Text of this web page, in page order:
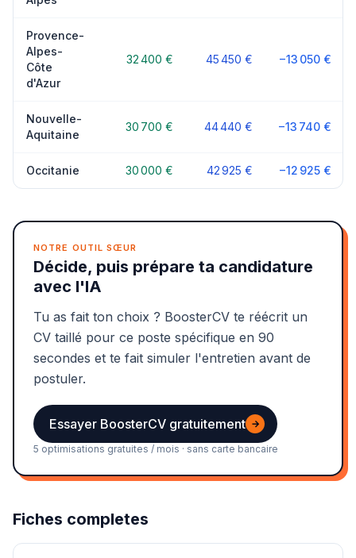
Provence-
Alpes-
Côte
d'Azur
32 400 € 45 450 € −13 050 €
Nouvelle-
Aquitaine
30 700 € 44 440 € −13 740 €
Occitanie 30 000 € 42 925 € −12 925 €
NOTRE OUTIL SŒUR
Décide, puis prépare ta candidature
avec l'IA
Tu as fait ton choix ? BoosterCV te réécrit un
CV taillé pour ce poste spécifique en 90
secondes et te fait simuler l'entretien avant de
postuler.
Essayer BoosterCV gratuitement →
5 optimisations gratuites / mois · sans carte bancaire
Fiches completes